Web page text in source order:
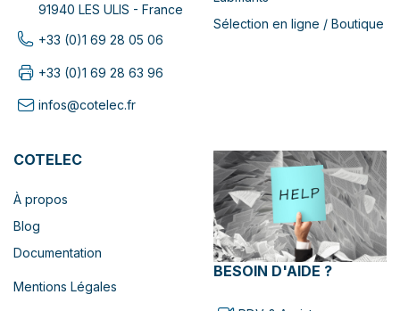
91940 LES ULIS - France
+33 (0)1 69 28 05 06
+33 (0)1 69 28 63 96
infos@cotelec.fr
Sélection en ligne / Boutique
COTELEC
À propos
Blog
Documentation
Mentions Légales
BESOIN D'AIDE ?